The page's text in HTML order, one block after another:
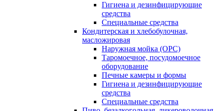
Гигиена и дезинфицирующие
средства
Специальные средства
Кондитерская и хлебобулочная,
масложировая
Наружная мойка (ОРС)
Таромоечное, посудомоечное
оборудование
Печные камеры и формы
Гигиена и дезинфицирующие
средства
Специальные средства